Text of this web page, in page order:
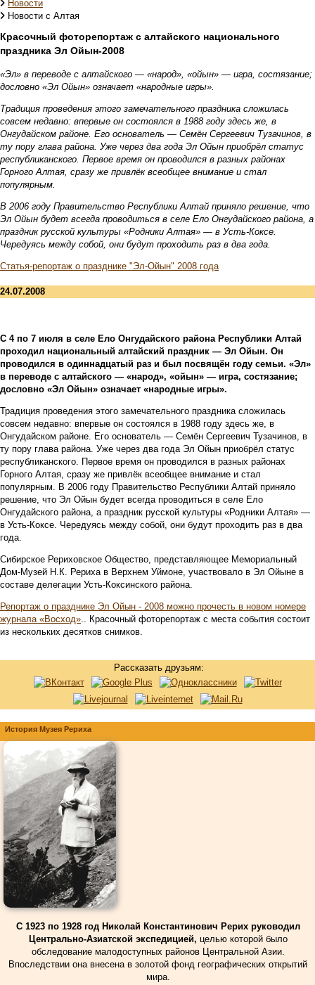
Новости
Новости с Алтая
Красочный фоторепортаж с алтайского национального
праздника Эл Ойын-2008
«Эл» в переводе с алтайского — «народ», «ойын» — игра, состязание;
дословно «Эл Ойын» означает «народные игры».
Традиция проведения этого замечательного праздника сложилась
совсем недавно: впервые он состоялся в 1988 году здесь же, в
Онгудайском районе. Его основатель — Семён Сергеевич Тузачинов, в
ту пору глава района. Уже через два года Эл Ойын приобрёл статус
республиканского. Первое время он проводился в разных районах
Горного Алтая, сразу же привлёк всеобщее внимание и стал
популярным.
В 2006 году Правительство Республики Алтай приняло решение, что
Эл Ойын будет всегда проводиться в селе Ело Онгудайского района, а
праздник русской культуры «Родники Алтая» — в Усть-Коксе.
Чередуясь между собой, они будут проходить раз в два года.
Статья-репортаж о празднике "Эл-Ойын" 2008 года
24.07.2008
С 4 по 7 июля в селе Ело Онгудайского района Республики Алтай
проходил национальный алтайский праздник — Эл Ойын. Он
проводился в одиннадцатый раз и был посвящён году семьи. «Эл»
в переводе с алтайского — «народ», «ойын» — игра, состязание;
дословно «Эл Ойын» означает «народные игры».
Традиция проведения этого замечательного праздника сложилась
совсем недавно: впервые он состоялся в 1988 году здесь же, в
Онгудайском районе. Его основатель — Семён Сергеевич Тузачинов, в
ту пору глава района. Уже через два года Эл Ойын приобрёл статус
республиканского. Первое время он проводился в разных районах
Горного Алтая, сразу же привлёк всеобщее внимание и стал
популярным. В 2006 году Правительство Республики Алтай приняло
решение, что Эл Ойын будет всегда проводиться в селе Ело
Онгудайского района, а праздник русской культуры «Родники Алтая» —
в Усть-Коксе. Чередуясь между собой, они будут проходить раз в два
года.
Сибирское Рериховское Общество, представляющее Мемориальный
Дом-Музей Н.К. Рериха в Верхнем Уймоне, участвовало в Эл Ойыне в
составе делегации Усть-Коксинского района.
Репортаж о празднике Эл Ойын - 2008 можно прочесть в новом номере
журнала «Восход».. Красочный фоторепортаж с места события состоит
из нескольких десятков снимков.
Рассказать друзьям:
История Музея Рериха
С 1923 по 1928 год Николай Константинович Рерих руководил
Центрально-Азиатской экспедицией, целью которой было
обследование малодоступных районов Центральной Азии.
Впоследствии она внесена в золотой фонд географических открытий
мира.